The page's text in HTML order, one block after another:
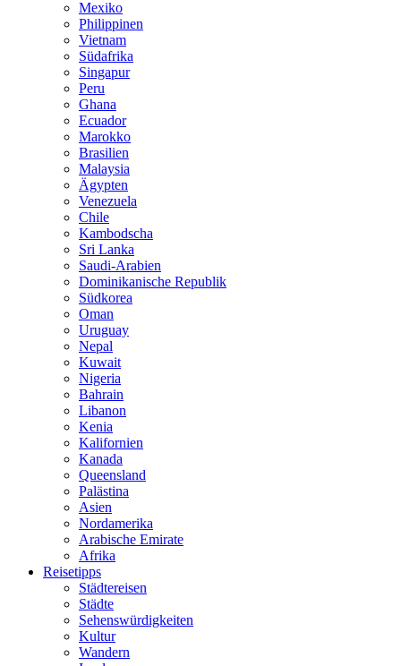
Mexiko
Philippinen
Vietnam
Südafrika
Singapur
Peru
Ghana
Ecuador
Marokko
Brasilien
Malaysia
Ägypten
Venezuela
Chile
Kambodscha
Sri Lanka
Saudi-Arabien
Dominikanische Republik
Südkorea
Oman
Uruguay
Nepal
Kuwait
Nigeria
Bahrain
Libanon
Kenia
Kalifornien
Kanada
Queensland
Palästina
Asien
Nordamerika
Arabische Emirate
Afrika
Reisetipps
Städtereisen
Städte
Sehenswürdigkeiten
Kultur
Wandern